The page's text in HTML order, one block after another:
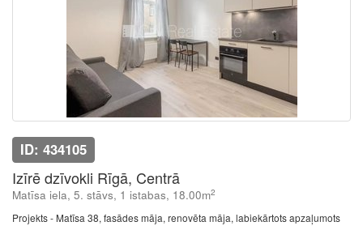
ID: 434105
Izīrē dzīvokli Rīgā, Centrā
Matīsa iela, 5. stāvs, 1 istabas, 18.00m2
Projekts - Matīsa 38, fasādes māja, renovēta māja, labiekārtots apzaļumots